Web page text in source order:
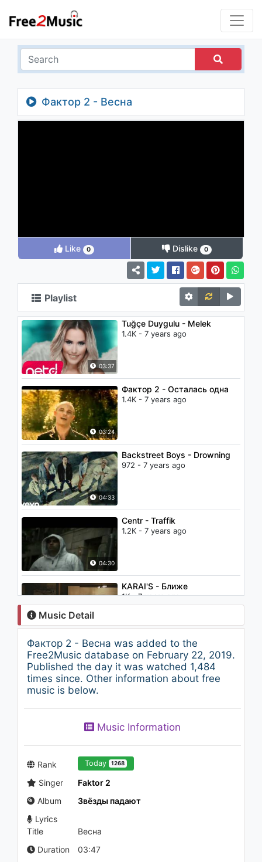
Фактор 2 - Весна
Like 0 Dislike 0
Playlist
03:37
Tuğçe Duygulu - Melek
1.4K - 7 years ago
03:24
Фактор 2 - Осталась одна
1.4K - 7 years ago
04:33
Backstreet Boys - Drowning
972 - 7 years ago
04:30
Centr - Traffik
1.2K - 7 years ago
03:32
KARAI'S - Ближе
1K - 7 years ago
03:15
Смайки Хап - Сами (feat.
TNT '93 & De Gatto)
1K - 7 years ago
03:27
1.4K - 7 years ago
Music Detail
Фактор 2 - Весна was added to the
Free2Music database on February 22, 2019.
Published the day it was watched 1,484
times since. Other information about free
music is below.
Music Information
Rank Today 1268
Singer
Faktor 2
Album
Звёзды падают
Lyrics
Title
Весна
Duration
03:47